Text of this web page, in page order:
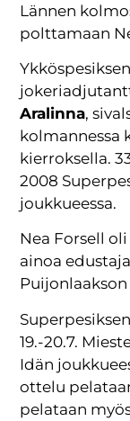
Lännen
polttamaan
Aralinna,
kolmannessa
kierroksella.
2008
joukkueessa.
Nea Forsell
ainoa
19.-20.7.
Idän
ottelu
pelataan